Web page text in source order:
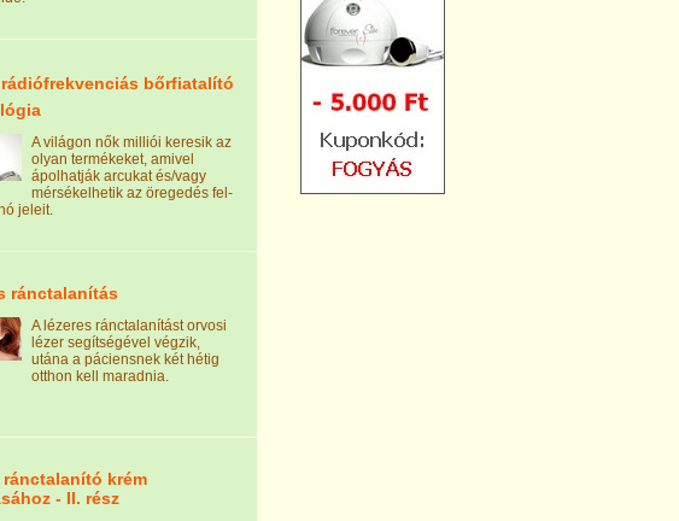
rádiófrekvenciás bőrfiatalító
A világon nők milliói keresik az
olyan termékeket, amivel
ápolhatják arcukat és/vagy
mérsékelhetik az öregedés fel-
jeleit.
ránctalanítás
A lézeres ránctalanítást orvosi
lézer segítségével végzik,
utána a páciensnek két hétig
otthon kell maradnia.
krém
- II. rész